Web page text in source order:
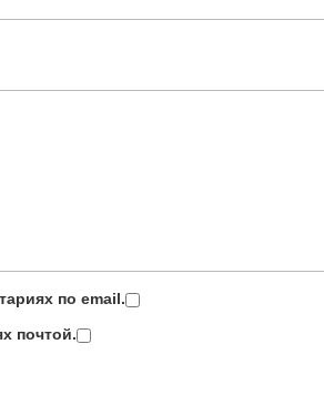
по email.
почтой.